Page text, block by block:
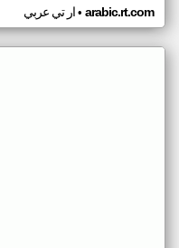
ار تي عربي• arabic.rt.com